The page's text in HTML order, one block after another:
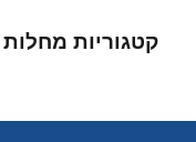
קטגוריות מחלות